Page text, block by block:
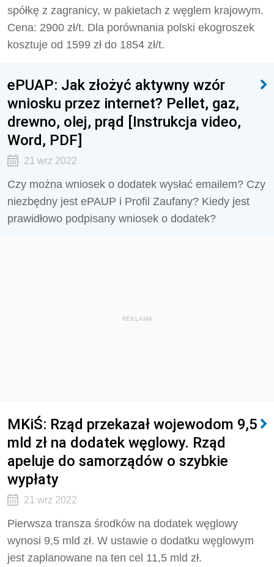
spółkę z zagranicy, w pakietach z węglem krajowym.
Cena: 2900 zł/t. Dla porównania polski ekogroszek
kosztuje od 1599 zł do 1854 zł/t.
ePUAP: Jak złożyć aktywny wzór
wniosku przez internet? Pellet, gaz,
drewno, olej, prąd [Instrukcja video,
Word, PDF]
21 wrz 2022
Czy można wniosek o dodatek wysłać emailem? Czy
niezbędny jest ePAUP i Profil Zaufany? Kiedy jest
prawidłowo podpisany wniosek o dodatek?
REKLAMA
MKiŚ: Rząd przekazał wojewodom 9,5
mld zł na dodatek węglowy. Rząd
apeluje do samorządów o szybkie
wypłaty
21 wrz 2022
Pierwsza transza środków na dodatek węglowy
wynosi 9,5 mld zł. W ustawie o dodatku węglowym
jest zaplanowane na ten cel 11,5 mld zł.